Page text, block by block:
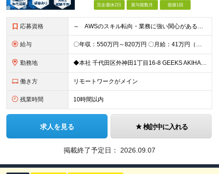
完全週休2日 賞与複数月 面接1回
応募資格 ～ AWSのスキル転向・業務に強い関心がある方、仲間になりませんか？ ～ 【必須条件】 ・学歴不問 ・Webシステム構築経験がある方 ・インフラ、アーキテクチャーの理解、関心がある方 ◆賞与年2回
給与 〇年収：550万円～820万円 〇月給：41万円（固定残業100,898円含）～ 60万円（固定残業152,929円含）＋賞与＋資格手当 ※固定残業は45時間（当社の平均残業は8時間です）。 万が一
勤務地 ◆本社 千代田区外神田1丁目16-8 GEEKS AKIHABARA 3階 ◆リモートワーク者多数 ※上記を除く当社関連勤務地
働き方 リモートワークがメイン
残業時間 10時間以内
求人を見る 検討中に入れる
掲載終了予定日： 2026.09.07